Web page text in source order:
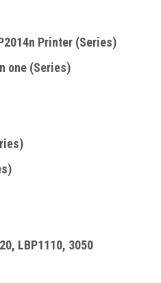
Printer (Series)
one (Series)
LBP1110, 3050